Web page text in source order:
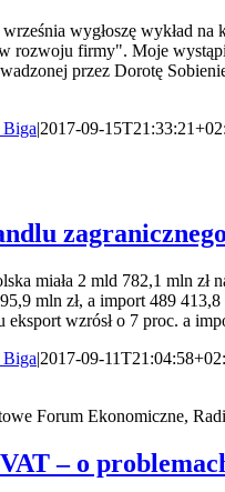
wygłoszę wykład
rozwoju firmy". Moje
przez Dorotę
Biga|2017-09-
miała 2 mld 782,1 mln
mln zł, a import 489
eksport wzrósł o 7 proc. a
Biga|2017-09-
– o